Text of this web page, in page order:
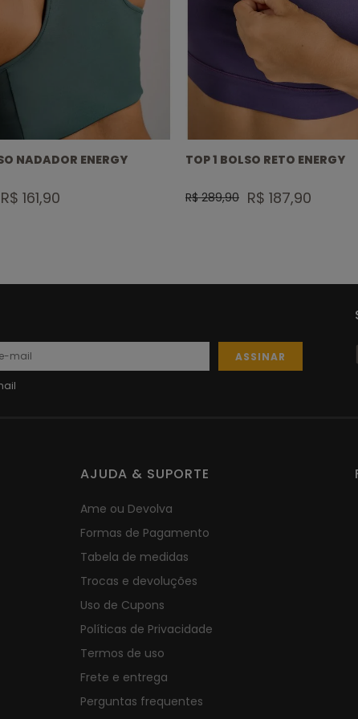
NADADOR ENERGY
R$ 161,90
TOP 1 BOLSO RETO ENERGY
R$ 289,90 R$ 187,90
ASSINAR
AJUDA & SUPORTE
Ame ou Devolva
Formas de Pagamento
Tabela de medidas
Trocas e devoluções
Uso de Cupons
Políticas de Privacidade
Termos de uso
Frete e entrega
Perguntas frequentes